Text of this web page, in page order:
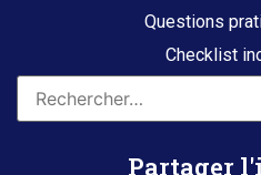
Questions
Checklist
Partager